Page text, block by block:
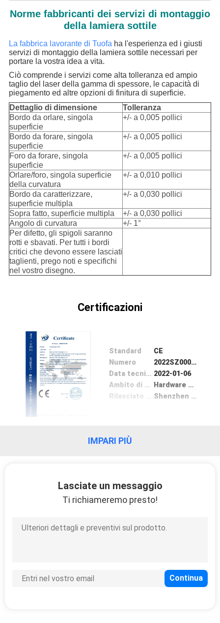
Norme fabbricanti dei servizi di montaggio
della lamiera sottile
La fabbrica lavorante di Tuofaha l'esperienza ed i giusti
servizi di montaggio della lamiera sottile necessari per
portare la vostra idea a vita.
Ciò comprende i servizi come alta tolleranza ed ampio
taglio del laser della gamma di spessore, le capacità di
piegamento ed altre opzioni di finitura di superficie.
Dettaglio di dimensione
Tolleranza
Bordo da orlare, singola
superficie
+/- a 0,005 pollici
Bordo da forare, singola
superficie
+/- a 0,005 pollici
Foro da forare, singola
superficie
+/- a 0,005 pollici
Orlare/foro, singola superficie
della curvatura
+/- a 0,010 pollici
Bordo da caratterizzare,
superficie multipla
+/- a 0,030 pollici
Sopra fatto, superficie multipla
+/- a 0,030 pollici
Angolo di curvatura
+/- 1°
Per difetto, gli spigoli saranno
rotti e sbavati. Per tutti i bordi
critici che devono essere lasciati
taglienti, prego noti e specifichi
nel vostro disegno.
Certificazioni
Standard
CE
Numero
2022SZ0001004
Data tecnico Problema 2022-01-06
Ambito di applicazione / Gamma
Hardware Spare Parts
Shenzhen Yacetong Testing Technology Services Co., Ltd.
IMPARI PIÙ
Lasciate un messaggio
Ti richiameremo presto!